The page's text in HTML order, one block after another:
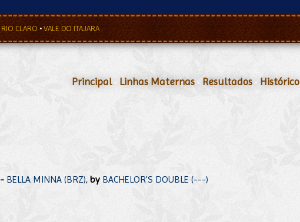
RIO CLARO •VALE DO ITAJARA
Principal• Linhas Maternas • Resultados • Histórico
- BELLA MINNA (BRZ), by BACHELOR'S DOUBLE (---)